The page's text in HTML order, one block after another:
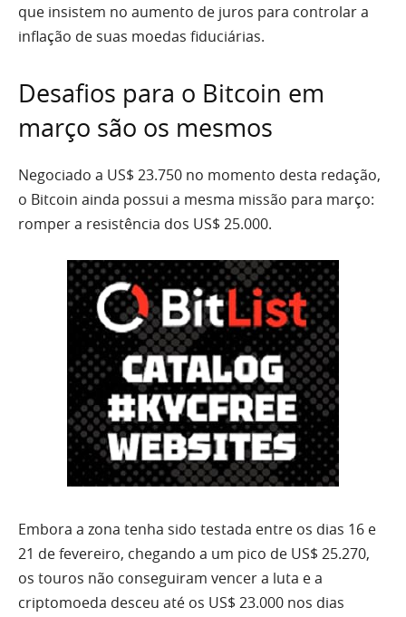
que insistem no aumento de juros para controlar a
inflação de suas moedas fiduciárias.
Desafios para o Bitcoin em
março são os mesmos
Negociado a US$ 23.750 no momento desta redação,
o Bitcoin ainda possui a mesma missão para março:
romper a resistência dos US$ 25.000.
Embora a zona tenha sido testada entre os dias 16 e
21 de fevereiro, chegando a um pico de US$ 25.270,
os touros não conseguiram vencer a luta e a
criptomoeda desceu até os US$ 23.000 nos dias